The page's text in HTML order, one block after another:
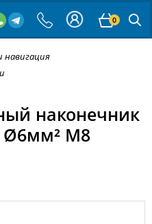
0
навигация
наконечник
Ø6мм² M8